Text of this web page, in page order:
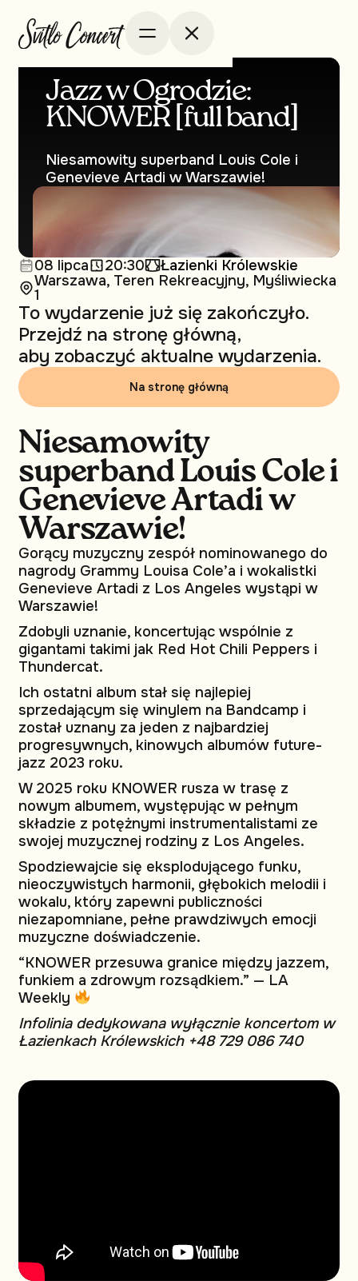
Jazz w Ogrodzie:
KNOWER [full band]
Niesamowity superband Louis Cole i
Genevieve Artadi w Warszawie!
08 lipca 20:30 Łazienki Królewskie
Warszawa, Teren Rekreacyjny, Myśliwiecka
1
To wydarzenie już się zakończyło.
Przejdź na stronę główną,
aby zobaczyć aktualne wydarzenia.
Na stronę główną
Niesamowity
superband Louis Cole i
Genevieve Artadi w
Warszawie!
Gorący muzyczny zespół nominowanego do
nagrody Grammy Louisa Cole’a i wokalistki
Genevieve Artadi z Los Angeles wystąpi w
Warszawie!
Zdobyli uznanie, koncertując wspólnie z
gigantami takimi jak Red Hot Chili Peppers i
Thundercat.
Ich ostatni album stał się najlepiej
sprzedającym się winylem na Bandcamp i
został uznany za jeden z najbardziej
progresywnych, kinowych albumów future-
jazz 2023 roku.
W 2025 roku KNOWER rusza w trasę z
nowym albumem, występując w pełnym
składzie z potężnymi instrumentalistami ze
swojej muzycznej rodziny z Los Angeles.
Spodziewajcie się eksplodującego funku,
nieoczywistych harmonii, głębokich melodii i
wokalu, który zapewni publiczności
niezapomniane, pełne prawdziwych emocji
muzyczne doświadczenie.
“KNOWER przesuwa granice między jazzem,
funkiem a zdrowym rozsądkiem.” — LA
Weekly
Infolinia dedykowana wyłącznie koncertom w
Łazienkach Królewskich +48 729 086 740